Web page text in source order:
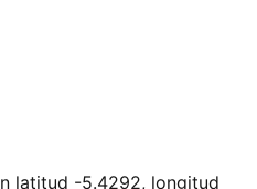
latitud -5.4292, longitud